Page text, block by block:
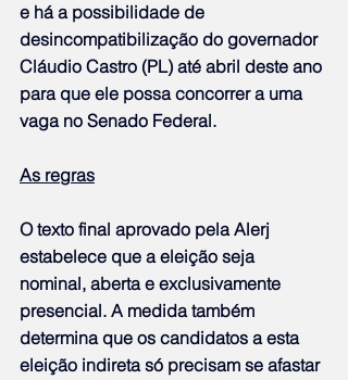
e há a possibilidade de
desincompatibilização do governador
Cláudio Castro (PL) até abril deste ano
para que ele possa concorrer a uma
vaga no Senado Federal.
As regras
O texto final aprovado pela Alerj
estabelece que a eleição seja
nominal, aberta e exclusivamente
presencial. A medida também
determina que os candidatos a esta
eleição indireta só precisam se afastar